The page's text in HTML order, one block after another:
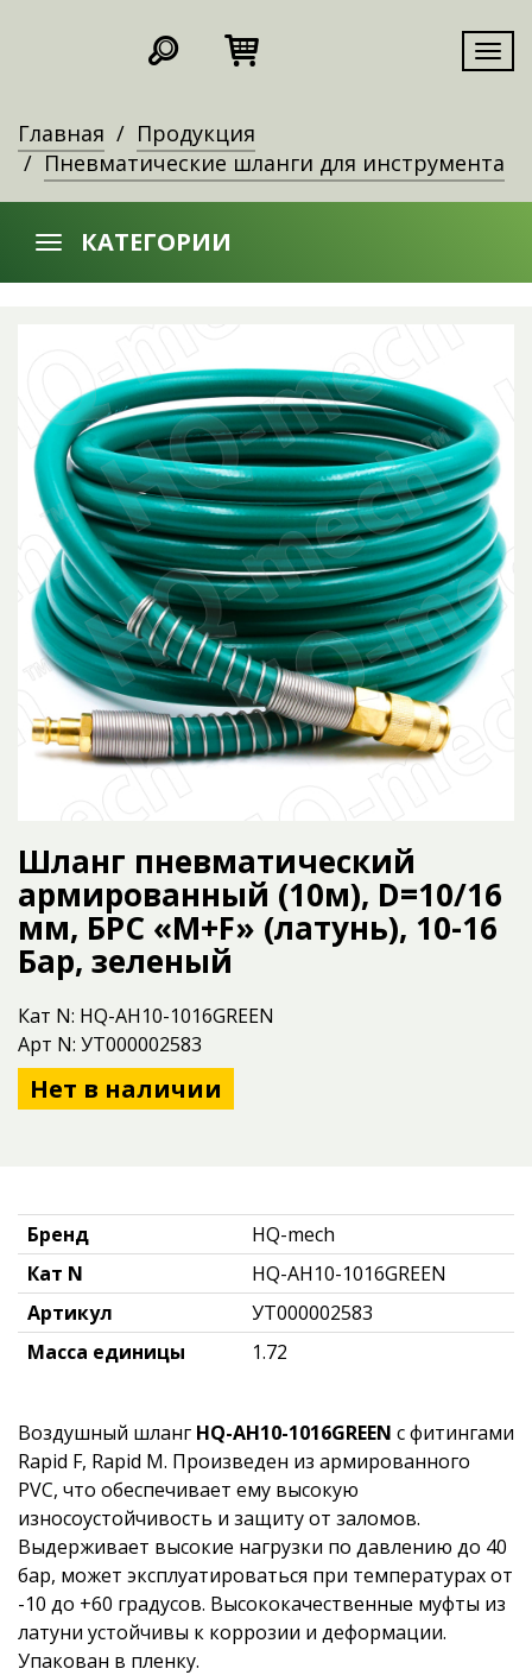
Главная
Продукция
Пневматические шланги для инструмента
КАТЕГОРИИ
Шланг пневматический
армированный (10м), D=10/16
мм, БРС «M+F» (латунь), 10-16
Бар, зеленый
Кат N: HQ-AH10-1016GREEN
Арт N: УТ000002583
Нет в наличии
Бренд
HQ-mech
Кат N
HQ-AH10-1016GREEN
Артикул
УТ000002583
Масса единицы
1.72
Воздушный шланг HQ-AH10-1016GREEN с фитингами
Rapid F, Rapid М. Произведен из армированного
PVC, что обеспечивает ему высокую
износоустойчивость и защиту от заломов.
Выдерживает высокие нагрузки по давлению до 40
бар, может эксплуатироваться при температурах от
-10 до +60 градусов. Высококачественные муфты из
латуни устойчивы к коррозии и деформации.
Упакован в пленку.